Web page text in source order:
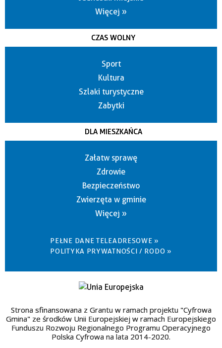
Więcej »
CZAS WOLNY
Sport
Kultura
Szlaki turystyczne
Zabytki
DLA MIESZKAŃCA
Załatw sprawę
Zdrowie
Bezpieczeństwo
Zwierzęta w gminie
Więcej »
PEŁNE DANE TELEADRESOWE »
POLITYKA PRYWATNOŚCI / RODO »
Strona sfinansowana z Grantu w ramach projektu "Cyfrowa
Gmina" ze środków Unii Europejskiej w ramach Europejskiego
Funduszu Rozwoju Regionalnego Programu Operacyjnego
Polska Cyfrowa na lata 2014-2020.